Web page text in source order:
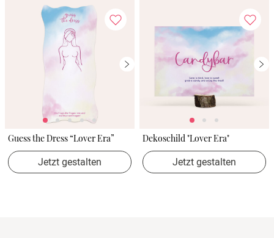
Guess the Dress “Lover Era”
Jetzt gestalten
Dekoschild "Lover Era"
Jetzt gestalten